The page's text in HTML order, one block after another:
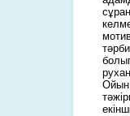
Ойын